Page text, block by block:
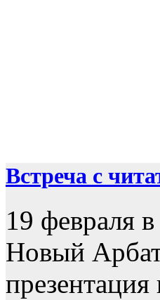
Встреча с
19 февраля
Новый